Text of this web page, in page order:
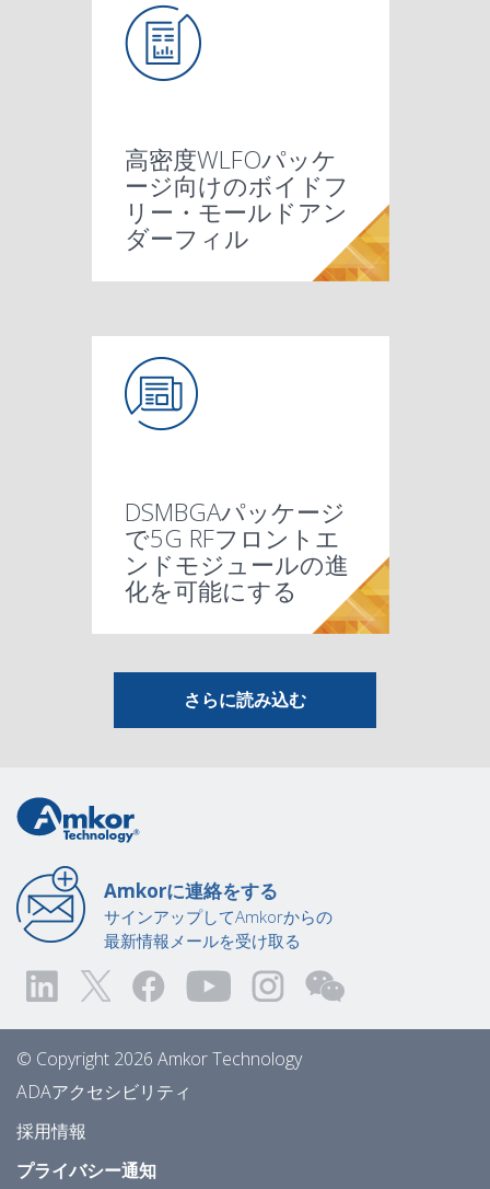
高密度WLFOパッケ
ージ向けのボイドフ
リー・モールドアン
ダーフィル
DSMBGAパッケージ
で5G RFフロントエ
ンドモジュールの進
化を可能にする
半導体パッケージン
グのトレンド：
ExposedPad TQFP
AEC-Q006における
DSMBGA
製品バーンインテス
接着促進剤はパワー
半導体パッケージの
デラミネーションを
RF特性評価と
アドバンスドハイス
ピードデジタル製品
車載用LIDAR
アプリケーションの
パッケージング動向
Amkorの5G RFテス
チップスケールパワ
ートランジスタ･パ
車載用パッケージに
おけるユニットレベ
ルトレーサビリティ
（ULT）による付加
第4次産業革命にお
ける大型パッケージ
向け超高熱伝導材料
チップ to ウェハボ
ンディングを用いた
最新RDL-First PoP
次世代大型チップ
WLCSPのボードレベ
WLPにおける22 nm
FD-SOI技術のチップ
ボード・インタラク
有機インターポーザ
を用いたヘテロジニ
アスインテグレーシ
アナログデバイス向
け高熱伝導ダイアタ
ッチペーストの開発
レーザーアシストボ
ンディング（LAB）
による高性能フリッ
プチップボンディン
ヘテロジニアスイン
テグレーションによ
るウェアラブルおよ
RFMEMS-CMOSの高
性能・低コストパッ
ケージング向け
PowerCSP™
リードレス車載製品
パッケージング向け
サイドウエッタブル
48V エコシステムと
パワーパッケージン
5Gの拡大に向けたア
ンテナ・イン・パッ
車載製品グレード
1/0のFCBGAパッケ
ージ開発に関する課
テストサービスを外
部委託するメリット
ネットワーク通信改
善のための高度な
D2PAK (TO-263)
Enhancing Punch
MLF ® Packaging with
Edge Protection™
DPAK (TO-252)
PQFN
インターポーザー
品質保証に関するご
Antenna in Package
Antenna on Package
(AiP/AoP)
WLSiP/WL3D
Power Packaging for
Automotive
Semiconductors –
Automotive
Packaging – OSAT
LFPAK56
Innovative WLFO
Technologies –
Heterogeneous
Integration for a
Si Integrated Heat
Spreader Technology
Package Assembly
Design Kits Bring
Value to
Semiconductor
Amkor’s 2.5D
Package & HDFO –
Advanced
Heterogeneous
Packaging Solutions
Optical/Image Sensor
TOLL
Edge Protection™
Development and
Industrial Validation
of TMR Sensors
Fabrication Project
Implementation of
WLP KOZ using SU-8
as Dielectric for the
Merging of WLFO to
Amkor Dual Row
MicroLeadFrame®
(DRMLF®)の表面実装
Amkor – Mentor
PADKがHDFO Design
にご利用いただけま
センサー向けの新世
代WLPと統合技術プ
モバイルシステムの
フォームファクタ変
更によるパッケージ
熱特性の
マルチチップパッケ
ージと温度スーパー
IoT（Internet of
Things）in
Package（IoTiP）プ
自動車向け製品の
SWIFT®/HDFOテク
ウェハレベルファン
アウト
WLFO/FOWLP/WLCSP+
テストサービスのご
自動車向けパッケー
MicroLeadFrame ®
(MLF/QFN/SON/
DFN/LFCSP)
ChipArray®BGA Fine-
Pitch BGA
(CABGA/FBGA)
PBGA/TEPBGA
プロダクトラインカ
System in Package
Silicon Wafer
Integrated Fan-out
Technology
Packaging for Highly
Integrated Products
X2FBGAーワイヤボ
ンドCABGAパッケー
SO8-FL
TSON8-FL
MEMS & Sensors
スルーシリコンビア
（TSV）テストの実
ワイヤボンドCABGA
ー最新のニア チップ
サイズ パッケージ
SOD123-FL
SOD128-FL
パフォーマンス改善
のためのスルーシリ
TSVパッケージのア
ーキテクチャおよび
PSMC
SOT-23/TSOT
情報セキュリティの
B2Bサービスのご紹
SOIC
TSSOP/MSOP
Wafer Level CSP
(WLCSP)
TO-220FP
TSOP
Stacked CSP (SCSP)
Cuワイヤボンディン
Copper Pillar
(Cu Pillar
ー)
3D/スタックチップ
Wafer Bumping & Die
Electrical Package
Characterization
先端パッケージ
（2.5D/SLIM™/3D）
Flip Chip BGA
(FCBGA)
2.5D/3D TSV テクノ
デザインセンターの
SSOP/QSOP
ExposedPad TSSOP
ExposedPad
MSOPExposedPad
SOICExposedPad
HSON8
Ag（銀）ワイヤボン
Flip Chip CSP (fcCSP)
FlipStack®CSP
Thermal Package
Characterization
LQFP
フリップチップ
Mechanical Package
Characterization
TQFP
Package-on-Package
ExposedPad
LQFP/TQFP(DS231)
さらに読み込む
Amkorに連絡をする
サインアップしてAmkorからの
最新情報メールを受け取る
© Copyright 2026 Amkor Technology
ADAアクセシビリティ
採用情報
プライバシー通知